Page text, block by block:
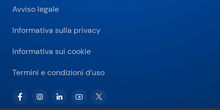
Avviso legale
Informativa sulla privacy
Informativa sui cookie
Termini e condizioni d’uso